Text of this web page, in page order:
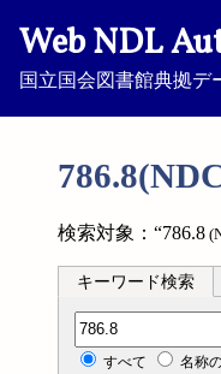
Web NDL
国立国会図書館典拠デ
検索対象：“786.8
キーワード検索
分類記号検索
すべて 名称